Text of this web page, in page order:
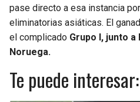
pase directo a esa instancia
eliminatorias asiáticas. El
el complicado Grupo I, junto a
Noruega.
Te puede interesar: